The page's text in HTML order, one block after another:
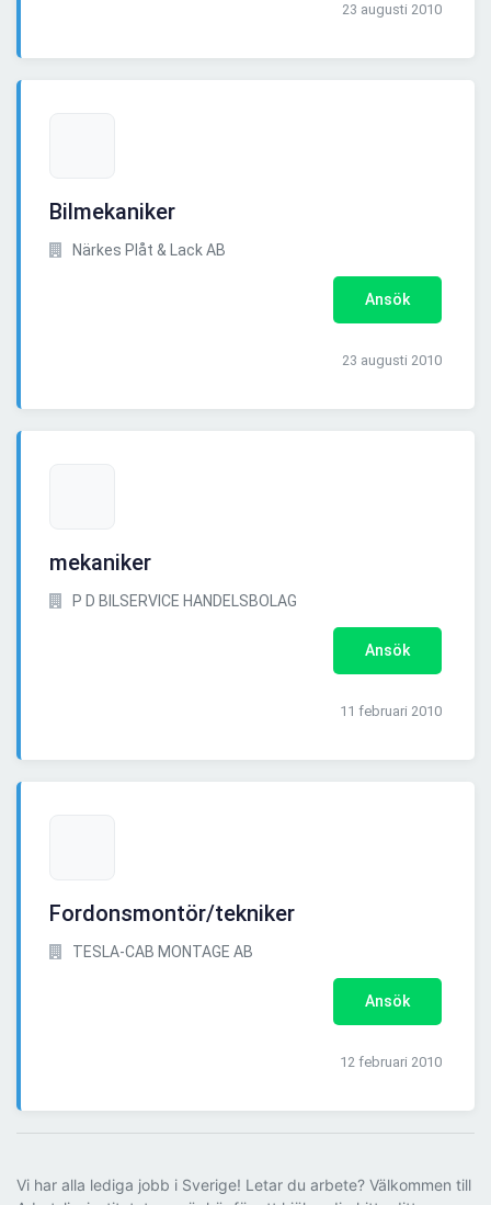
23 augusti 2010
Bilmekaniker
Närkes Plåt & Lack AB
Ansök
23 augusti 2010
mekaniker
P D BILSERVICE HANDELSBOLAG
Ansök
11 februari 2010
Fordonsmontör/tekniker
TESLA-CAB MONTAGE AB
Ansök
12 februari 2010
Vi har alla lediga jobb i Sverige! Letar du arbete? Välkommen till